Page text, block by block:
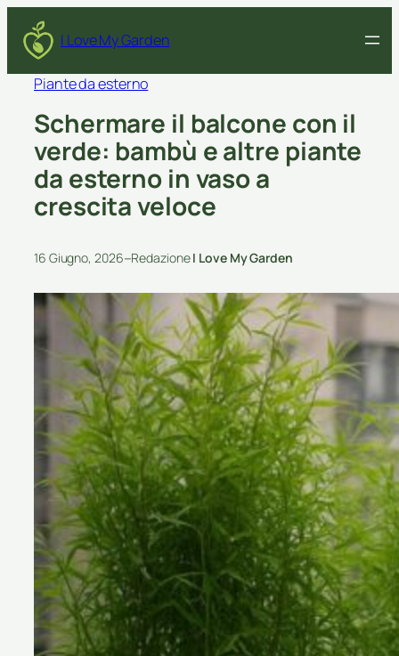
I Love My Garden
Piante da esterno
Schermare il balcone con il
verde: bambù e altre piante
da esterno in vaso a
crescita veloce
16 Giugno, 2026–RedazioneI Love My Garden